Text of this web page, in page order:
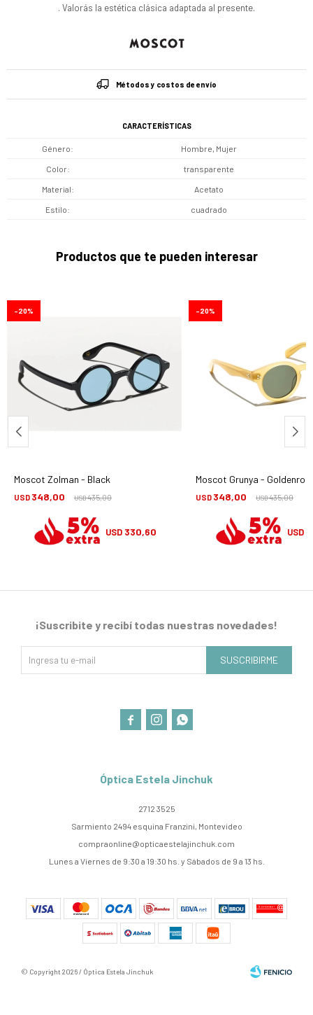
. Valorás la estética clásica adaptada al presente.
Métodos y costos de envío
CARACTERÍSTICAS
Género Hombre, Mujer
Color transparente
Material Acetato
Estilo cuadrado
Productos que te pueden interesar
Moscot Zolman - Black
USD 348,00 USD435,00
20
USD 330,60
Moscot Grunya - Goldenrod
USD 348,00 USD435,00
20
USD
Óptica Estela Jinchuk
2712 3525
Sarmiento 2494 esquina Franzini, Montevideo
compraonline@opticaestelajinchuk.com
Lunes a Viernes de 9:30 a 19:30 hs. y Sábados de 9 a 13 hs.
¡Suscribite y recibí todas nuestras novedades!
SUSCRIBIRME
  
© Copyright 2026 / Óptica Estela Jinchuk